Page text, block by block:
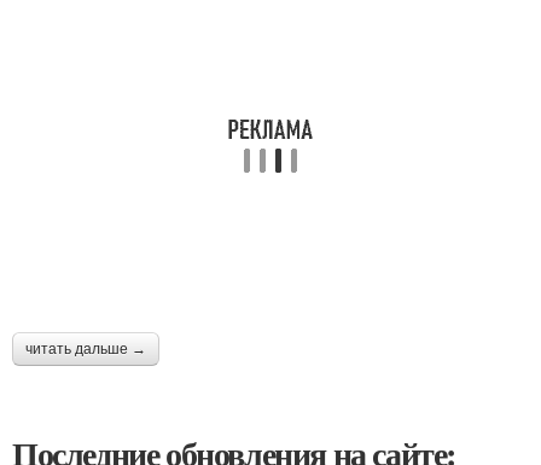
читать дальше →
Последние обновления на сайте: